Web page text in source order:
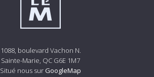
1088, boulevard Vachon N.
Sainte-Marie, QC G6E 1M7
Situé nous sur GoogleMap